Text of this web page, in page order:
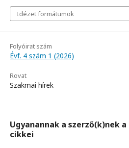
Idézet formátumok
Folyóirat szám
Évf. 4 szám 1 (2026)
Rovat
Szakmai hírek
Ugyanannak a szerző(k)nek
cikkei